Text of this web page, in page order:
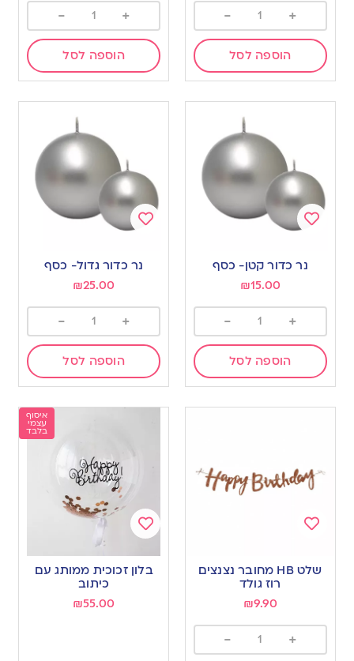
+
-
הוספה לסל
+
-
הוספה לסל
wishlist
נר כדור קטן- כסף
₪15.00
+
-
הוספה לסל
wishlist
נר כדור גדול- כסף
₪25.00
+
-
הוספה לסל
to
שלט HB מחובר נצנצים
רוז גולד
₪9.90
+
-
איסוף
עצמי
בלבד
to
wishlist
בלון זכוכית ממותג עם
כיתוב
₪55.00